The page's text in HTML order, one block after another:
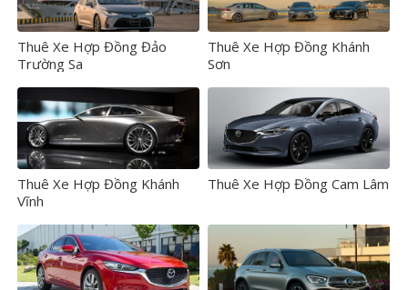
Thuê Xe Hợp Đồng Đảo
Trường Sa
Thuê Xe Hợp Đồng Khánh
Sơn
Thuê Xe Hợp Đồng Khánh
Vĩnh
Thuê Xe Hợp Đồng Cam Lâm